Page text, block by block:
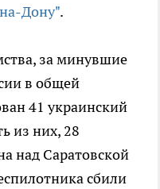
Дону".
за минувшие
в общей
41 украинский
из них, 28
над Саратовской
сбили